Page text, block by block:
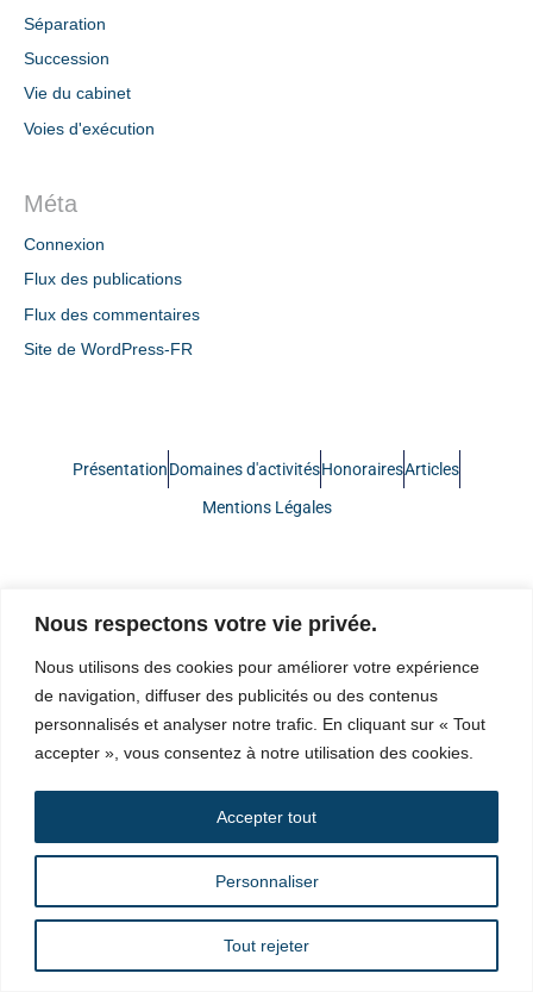
Nous respectons votre vie privée.
Nous utilisons des cookies pour améliorer votre expérience
de navigation, diffuser des publicités ou des contenus
personnalisés et analyser notre trafic. En cliquant sur « Tout
accepter », vous consentez à notre utilisation des cookies.
Personnaliser
Tout rejeter
Accepter tout
Séparation
Succession
Vie du cabinet
Voies d'exécution
Méta
Connexion
Flux des publications
Flux des commentaires
Site de WordPress-FR
PrésentationDomaines d'activitésHonorairesArticles
Mentions Légales